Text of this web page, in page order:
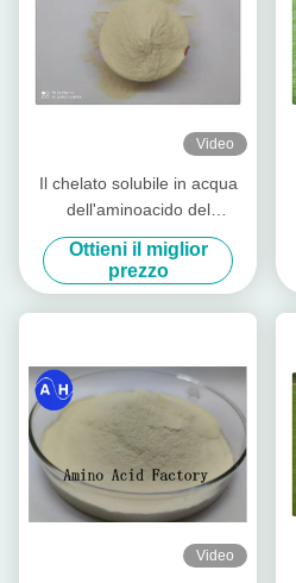
Video
Il chelato solubile in acqua
dell'aminoacido del
magnesio dello zinco del
boro spolverizza liberamente
Ottieni il miglior
prezzo
Video